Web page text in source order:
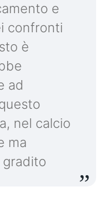
e
confronti
è
ad
nel calcio
ma